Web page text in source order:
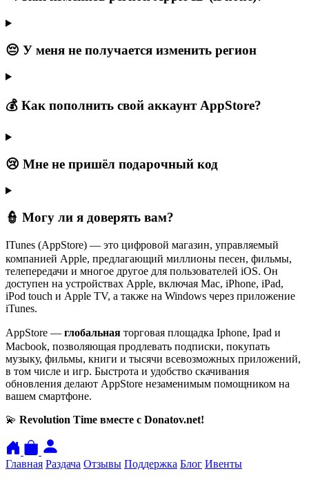
😔 У меня не получается изменить регион
💰 Как пополнить свой аккаунт AppStore?
😢 Мне не пришёл подарочный код
👮 Могу ли я доверять вам?
ㅤITunes (AppStore) — это цифровой магазин, управляемый
компанией Apple, предлагающий миллионы песен, фильмы,
телепередачи и многое другое для пользователей iOS. Он
доступен на устройствах Apple, включая Mac, iPhone, iPad,
iPod touch и Apple TV, а также на Windows через приложение
iTunes.
ㅤAppStore — глобальная торговая площадка Iphone, Ipad и
Macbook, позволяющая продлевать подписки, покупать
музыку, фильмы, книги и тысячи всевозможных приложений,
в том числе и игр. Быстрота и удобство скачивания
обновления делают AppStore незаменимым помощником на
вашем смартфоне.
💫 Revolution Time вместе с Donatov.net!
Главная Раздача Отзывы Поддержка Блог Ивенты